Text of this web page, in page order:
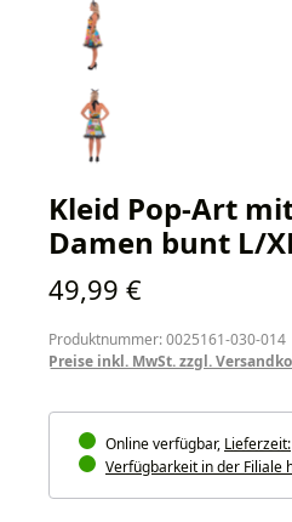
Kleid Pop-Art
Damen bunt L/
Regulärer Preis:
49,99 €
Produktnummer: 0025161-030-014
Preise inkl. MwSt. zzgl.
Online verfügbar, Lieferzeit:
Verfügbarkeit in der Filiale